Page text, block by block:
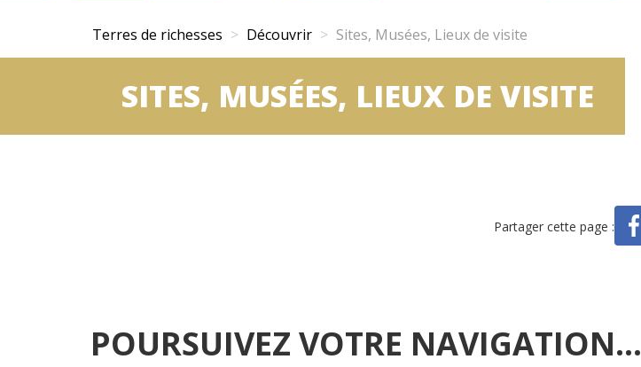
Terres de richesses Découvrir Sites, Musées, Lieux de visite
SITES, MUSÉES, LIEUX DE VISITE
Partager cette page :
POURSUIVEZ VOTRE NAVIGATION...